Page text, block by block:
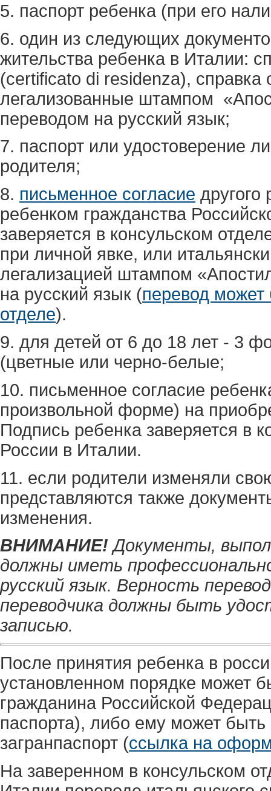
5. паспорт ребенка (при его
6. один из следующих
жительства ребенка в Италии:
(certificato di residenza), справка
легализованные штампом
переводом на русский язык;
7. паспорт или удостоверение
родителя;
8. письменное согласие другого
ребенком гражданства
заверяется в консульском
при личной явке, или
легализацией штампом
на русский язык (перевод может
отделе).
9. для детей от 6 до 18 лет - 3
(цветные или черно-белые;
10. письменное согласие
произвольной форме) на
Подпись ребенка заверяется в
России в Италии.
11. если родители изменяли
представляются также
изменения.
ВНИМАНИЕ! Документы,
должны иметь
русский язык. Верность
переводчика должны быть
записью.
После принятия ребенка в
установленном порядке может
гражданина Российской
паспорта), либо ему может
загранпаспорт (ссылка на
На заверенном в консульском